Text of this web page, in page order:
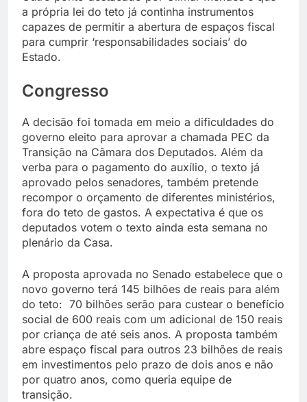
a própria lei do teto já continha instrumentos
capazes de permitir a abertura de espaços fiscal
para cumprir ‘responsabilidades sociais’ do
Estado.
Congresso
A decisão foi tomada em meio a dificuldades do
governo eleito para aprovar a chamada PEC da
Transição na Câmara dos Deputados. Além da
verba para o pagamento do auxílio, o texto já
aprovado pelos senadores, também pretende
recompor o orçamento de diferentes ministérios,
fora do teto de gastos. A expectativa é que os
deputados votem o texto ainda esta semana no
plenário da Casa.
A proposta aprovada no Senado estabelece que o
novo governo terá 145 bilhões de reais para além
do teto: 70 bilhões serão para custear o benefício
social de 600 reais com um adicional de 150 reais
por criança de até seis anos. A proposta também
abre espaço fiscal para outros 23 bilhões de reais
em investimentos pelo prazo de dois anos e não
por quatro anos, como queria equipe de
transição.